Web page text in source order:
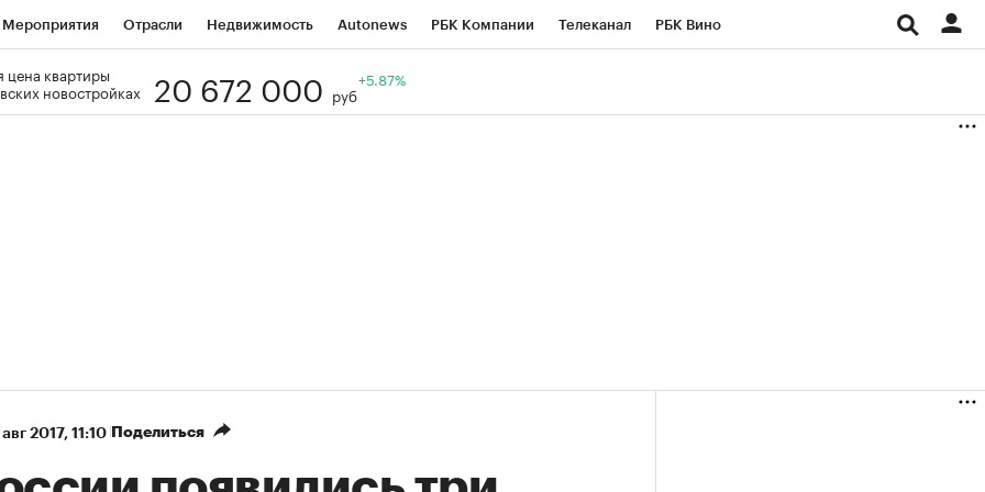
Мероприятия Отрасли Недвижимость Autonews РБК Компании Телеканал РБК Вино
Визионеры
цена квартиры
новостройках
20 672 000 руб
+5.87%
авг 2017, 11:10 Поделиться